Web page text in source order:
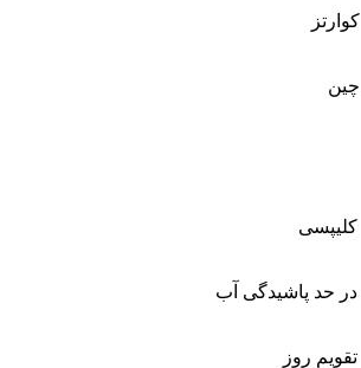
کوارتز
چین
کلیپسی
در حد پاشیدگی آب
تقویم روز